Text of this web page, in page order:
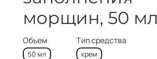
морщин, 50 мл
Объем
50 мл
Тип средства
крем